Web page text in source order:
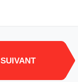
SUIVANT